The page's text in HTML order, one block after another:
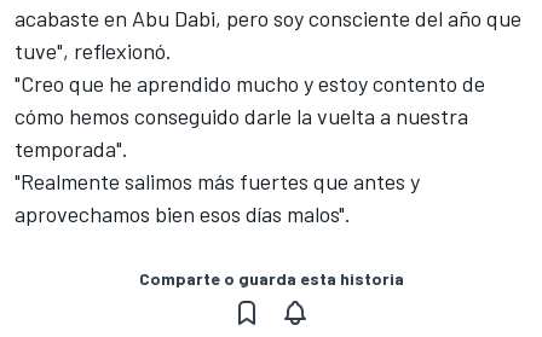
acabaste en Abu Dabi, pero soy consciente del año que
tuve", reflexionó.
"Creo que he aprendido mucho y estoy contento de
cómo hemos conseguido darle la vuelta a nuestra
temporada".
"Realmente salimos más fuertes que antes y
aprovechamos bien esos días malos".
Comparte o guarda esta historia